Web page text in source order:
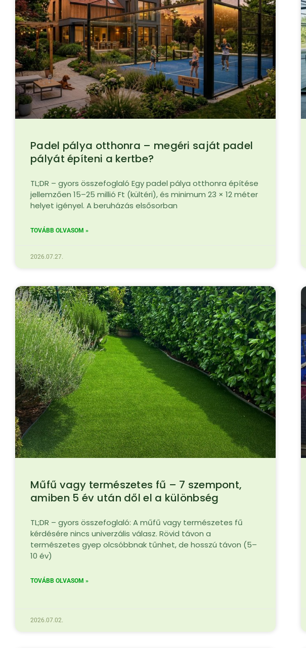
Padel pálya otthonra – megéri saját padel
pályát építeni a kertbe?
TL;DR – gyors összefoglaló Egy padel pálya otthonra építése
jellemzően 15–25 millió Ft (kültéri), és minimum 23 × 12 méter
helyet igényel. A beruházás elsősorban
TOVÁBB OLVASOM »
2026.07.27.
Műfű vagy természetes fű – 7 szempont,
amiben 5 év után dől el a különbség
TL;DR – gyors összefoglaló: A műfű vagy természetes fű
kérdésére nincs univerzális válasz. Rövid távon a
természetes gyep olcsóbbnak tűnhet, de hosszú távon (5–
10 év)
TOVÁBB OLVASOM »
2026.07.02.